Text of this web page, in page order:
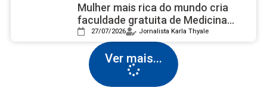
Mulher mais rica do mundo cria
faculdade gratuita de Medicina
com campus luxuoso nos EUA
27/07/2026 Jornalista Karla Thyale
Ver mais...